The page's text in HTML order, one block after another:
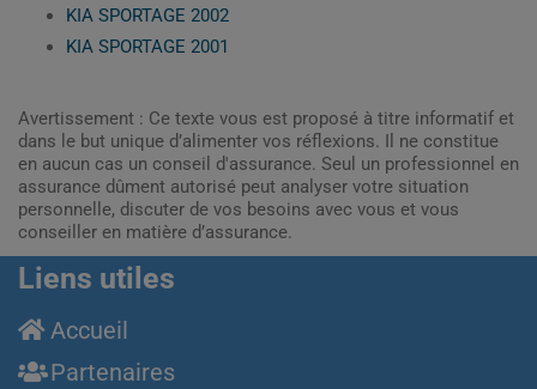
KIA SPORTAGE 2002
KIA SPORTAGE 2001
Avertissement : Ce texte vous est proposé à titre informatif et
dans le but unique d’alimenter vos réflexions. Il ne constitue
en aucun cas un conseil d'assurance. Seul un professionnel en
assurance dûment autorisé peut analyser votre situation
personnelle, discuter de vos besoins avec vous et vous
conseiller en matière d’assurance.
Liens utiles
Accueil
Partenaires